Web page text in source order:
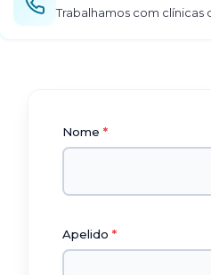
Trabalhamos com clínicas
Nome
Apelido